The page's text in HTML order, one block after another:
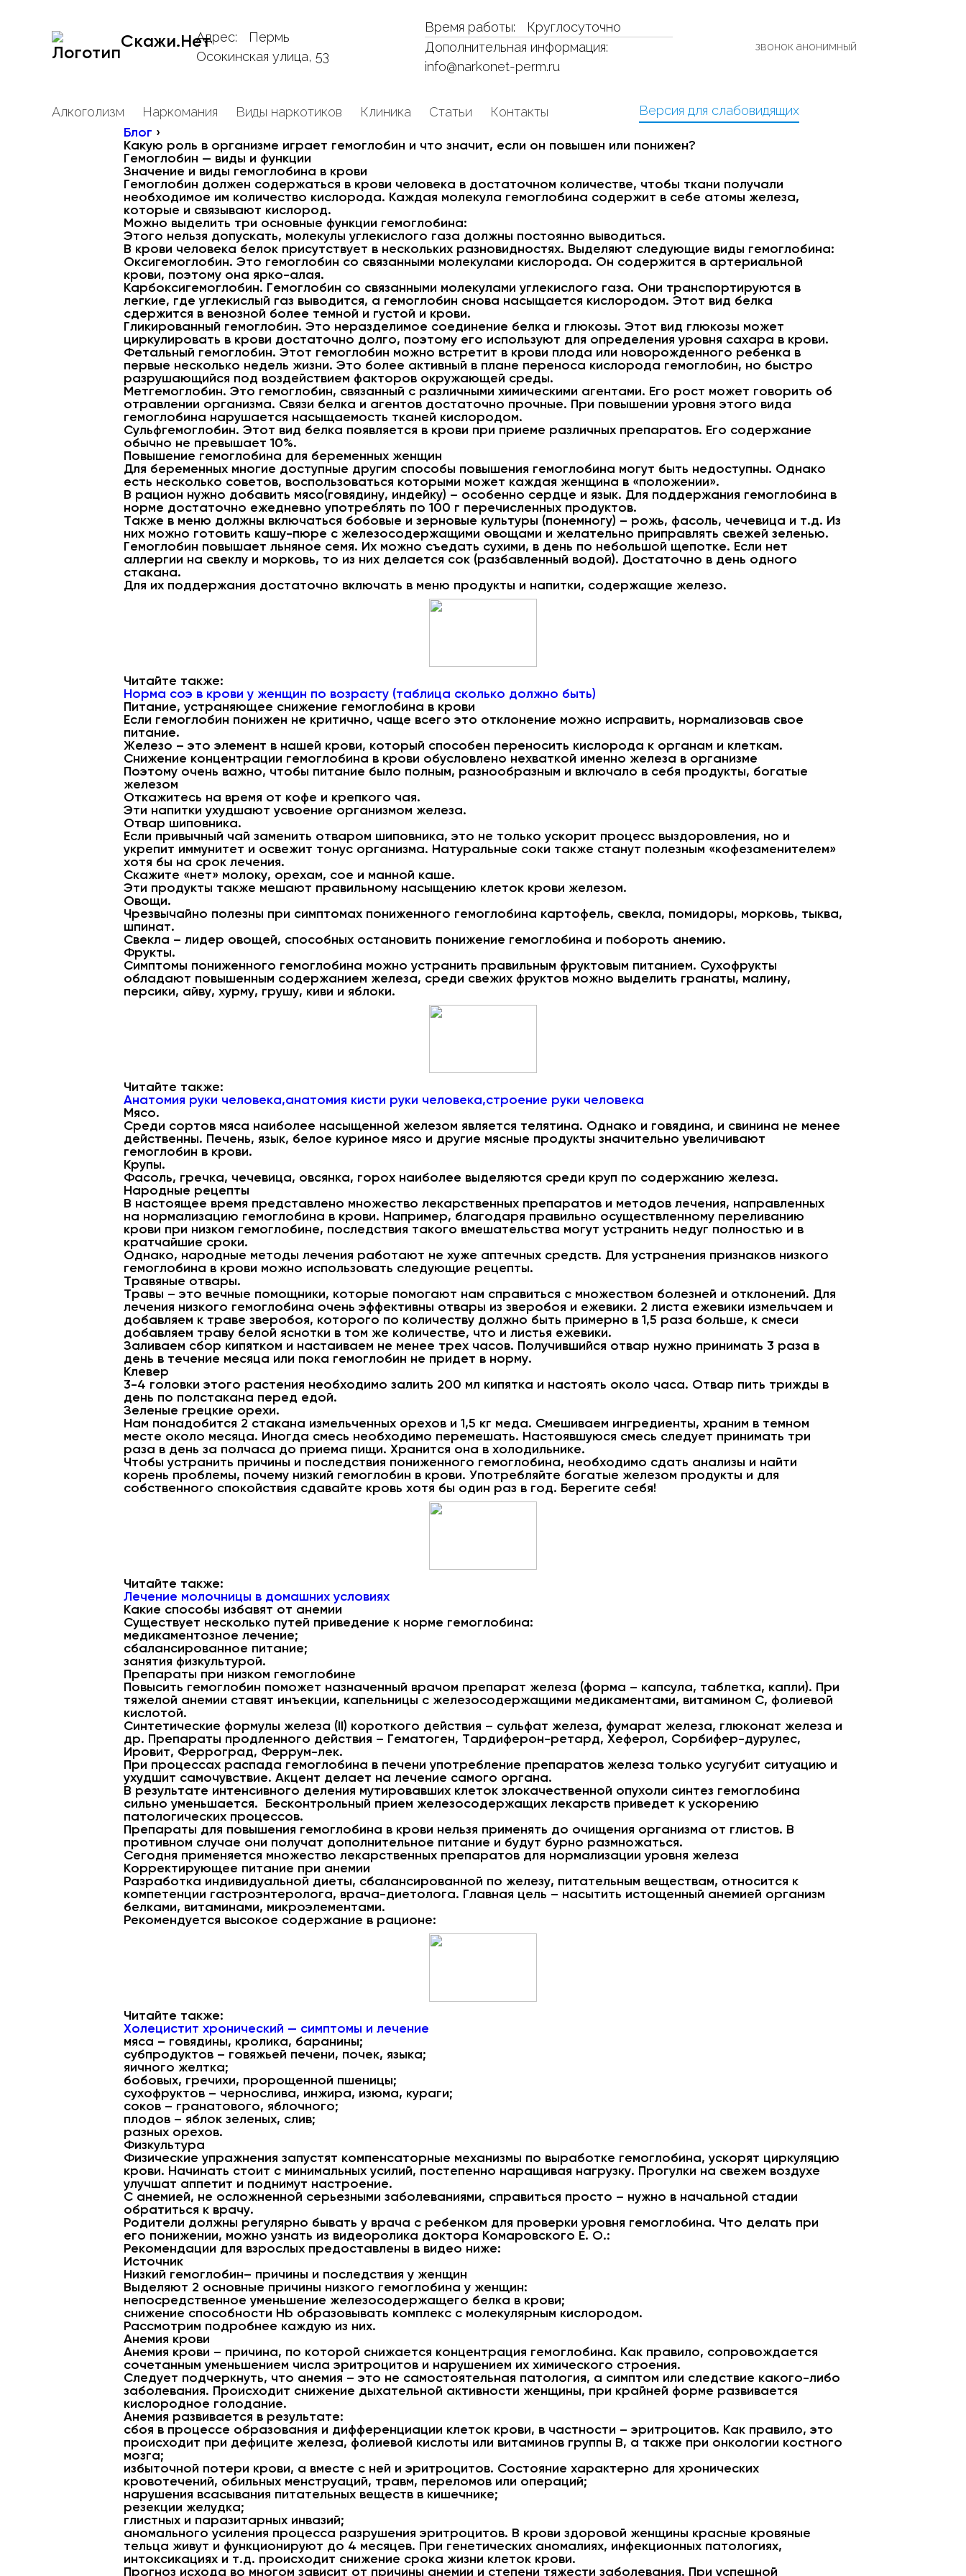
Скажи.НетАдрес:
Пермь
Осокинская улица, 53
Время работы:
Круглосуточно
Дополнительная информация:
info@narkonet-perm.ru
звонок анонимный
Алкоголизм Наркомания Виды наркотиков Клиника Статьи Контакты Версия для слабовидящих
Блог ›
Какую роль в организме играет гемоглобин и что значит, если он повышен или понижен?
Гемоглобин — виды и функции
Значение и виды гемоглобина в крови
Гемоглобин должен содержаться в крови человека в достаточном количестве, чтобы ткани получали
необходимое им количество кислорода. Каждая молекула гемоглобина содержит в себе атомы железа,
которые и связывают кислород.
Можно выделить три основные функции гемоглобина:
Этого нельзя допускать, молекулы углекислого газа должны постоянно выводиться.
В крови человека белок присутствует в нескольких разновидностях. Выделяют следующие виды гемоглобина:
Оксигемоглобин. Это гемоглобин со связанными молекулами кислорода. Он содержится в артериальной
крови, поэтому она ярко-алая.
Карбоксигемоглобин. Гемоглобин со связанными молекулами углекислого газа. Они транспортируются в
легкие, где углекислый газ выводится, а гемоглобин снова насыщается кислородом. Этот вид белка
сдержится в венозной более темной и густой и крови.
Гликированный гемоглобин. Это неразделимое соединение белка и глюкозы. Этот вид глюкозы может
циркулировать в крови достаточно долго, поэтому его используют для определения уровня сахара в крови.
Фетальный гемоглобин. Этот гемоглобин можно встретит в крови плода или новорожденного ребенка в
первые несколько недель жизни. Это более активный в плане переноса кислорода гемоглобин, но быстро
разрушающийся под воздействием факторов окружающей среды.
Метгемоглобин. Это гемоглобин, связанный с различными химическими агентами. Его рост может говорить об
отравлении организма. Связи белка и агентов достаточно прочные. При повышении уровня этого вида
гемоглобина нарушается насыщаемость тканей кислородом.
Сульфгемоглобин. Этот вид белка появляется в крови при приеме различных препаратов. Его содержание
обычно не превышает 10%.
Повышение гемоглобина для беременных женщин
Для беременных многие доступные другим способы повышения гемоглобина могут быть недоступны. Однако
есть несколько советов, воспользоваться которыми может каждая женщина в «положении».
В рацион нужно добавить мясо(говядину, индейку) – особенно сердце и язык. Для поддержания гемоглобина в
норме достаточно ежедневно употреблять по 100 г перечисленных продуктов.
Также в меню должны включаться бобовые и зерновые культуры (понемногу) – рожь, фасоль, чечевица и т.д. Из
них можно готовить кашу-пюре с железосодержащими овощами и желательно приправлять свежей зеленью.
Гемоглобин повышает льняное семя. Их можно съедать сухими, в день по небольшой щепотке. Если нет
аллергии на свеклу и морковь, то из них делается сок (разбавленный водой). Достаточно в день одного
стакана.
Для их поддержания достаточно включать в меню продукты и напитки, содержащие железо.
Читайте также:
Норма соэ в крови у женщин по возрасту (таблица сколько должно быть)
Питание, устраняющее снижение гемоглобина в крови
Если гемоглобин понижен не критично, чаще всего это отклонение можно исправить, нормализовав свое
питание.
Железо – это элемент в нашей крови, который способен переносить кислорода к органам и клеткам.
Снижение концентрации гемоглобина в крови обусловлено нехваткой именно железа в организме
Поэтому очень важно, чтобы питание было полным, разнообразным и включало в себя продукты, богатые
железом
Откажитесь на время от кофе и крепкого чая.
Эти напитки ухудшают усвоение организмом железа.
Отвар шиповника.
Если привычный чай заменить отваром шиповника, это не только ускорит процесс выздоровления, но и
укрепит иммунитет и освежит тонус организма. Натуральные соки также станут полезным «кофезаменителем»
хотя бы на срок лечения.
Скажите «нет» молоку, орехам, сое и манной каше.
Эти продукты также мешают правильному насыщению клеток крови железом.
Овощи.
Чрезвычайно полезны при симптомах пониженного гемоглобина картофель, свекла, помидоры, морковь, тыква,
шпинат.
Свекла – лидер овощей, способных остановить понижение гемоглобина и побороть анемию.
Фрукты.
Симптомы пониженного гемоглобина можно устранить правильным фруктовым питанием. Сухофрукты
обладают повышенным содержанием железа, среди свежих фруктов можно выделить гранаты, малину,
персики, айву, хурму, грушу, киви и яблоки.
Читайте также:
Анатомия руки человека,анатомия кисти руки человека,строение руки человека
Мясо.
Среди сортов мяса наиболее насыщенной железом является телятина. Однако и говядина, и свинина не менее
действенны. Печень, язык, белое куриное мясо и другие мясные продукты значительно увеличивают
гемоглобин в крови.
Крупы.
Фасоль, гречка, чечевица, овсянка, горох наиболее выделяются среди круп по содержанию железа.
Народные рецепты
В настоящее время представлено множество лекарственных препаратов и методов лечения, направленных
на нормализацию гемоглобина в крови. Например, благодаря правильно осуществленному переливанию
крови при низком гемоглобине, последствия такого вмешательства могут устранить недуг полностью и в
кратчайшие сроки.
Однако, народные методы лечения работают не хуже аптечных средств. Для устранения признаков низкого
гемоглобина в крови можно использовать следующие рецепты.
Травяные отвары.
Травы – это вечные помощники, которые помогают нам справиться с множеством болезней и отклонений. Для
лечения низкого гемоглобина очень эффективны отвары из зверобоя и ежевики. 2 листа ежевики измельчаем и
добавляем к траве зверобоя, которого по количеству должно быть примерно в 1,5 раза больше, к смеси
добавляем траву белой яснотки в том же количестве, что и листья ежевики.
Заливаем сбор кипятком и настаиваем не менее трех часов. Получившийся отвар нужно принимать 3 раза в
день в течение месяца или пока гемоглобин не придет в норму.
Клевер
3-4 головки этого растения необходимо залить 200 мл кипятка и настоять около часа. Отвар пить трижды в
день по полстакана перед едой.
Зеленые грецкие орехи.
Нам понадобится 2 стакана измельченных орехов и 1,5 кг меда. Смешиваем ингредиенты, храним в темном
месте около месяца. Иногда смесь необходимо перемешать. Настоявшуюся смесь следует принимать три
раза в день за полчаса до приема пищи. Хранится она в холодильнике.
Чтобы устранить причины и последствия пониженного гемоглобина, необходимо сдать анализы и найти
корень проблемы, почему низкий гемоглобин в крови. Употребляйте богатые железом продукты и для
собственного спокойствия сдавайте кровь хотя бы один раз в год. Берегите себя!
Читайте также:
Лечение молочницы в домашних условиях
Какие способы избавят от анемии
Существует несколько путей приведение к норме гемоглобина:
медикаментозное лечение;
сбалансированное питание;
занятия физкультурой.
Препараты при низком гемоглобине
Повысить гемоглобин поможет назначенный врачом препарат железа (форма – капсула, таблетка, капли). При
тяжелой анемии ставят инъекции, капельницы с железосодержащими медикаментами, витамином С, фолиевой
кислотой.
Синтетические формулы железа (II) короткого действия – сульфат железа, фумарат железа, глюконат железа и
др. Препараты продленного действия – Гематоген, Тардиферон-ретард, Хеферол, Сорбифер-дурулес,
Ировит, Ферроград, Феррум-лек.
При процессах распада гемоглобина в печени употребление препаратов железа только усугубит ситуацию и
ухудшит самочувствие. Акцент делает на лечение самого органа.
В результате интенсивного деления мутировавших клеток злокачественной опухоли синтез гемоглобина
сильно уменьшается. Бесконтрольный прием железосодержащих лекарств приведет к ускорению
патологических процессов.
Препараты для повышения гемоглобина в крови нельзя применять до очищения организма от глистов. В
противном случае они получат дополнительное питание и будут бурно размножаться.
Сегодня применяется множество лекарственных препаратов для нормализации уровня железа
Корректирующее питание при анемии
Разработка индивидуальной диеты, сбалансированной по железу, питательным веществам, относится к
компетенции гастроэнтеролога, врача-диетолога. Главная цель – насытить истощенный анемией организм
белками, витаминами, микроэлементами.
Рекомендуется высокое содержание в рационе:
Читайте также:
Холецистит хронический — симптомы и лечение
мяса – говядины, кролика, баранины;
субпродуктов – говяжьей печени, почек, языка;
яичного желтка;
бобовых, гречихи, пророщенной пшеницы;
сухофруктов – чернослива, инжира, изюма, кураги;
соков – гранатового, яблочного;
плодов – яблок зеленых, слив;
разных орехов.
Физкультура
Физические упражнения запустят компенсаторные механизмы по выработке гемоглобина, ускорят циркуляцию
крови. Начинать стоит с минимальных усилий, постепенно наращивая нагрузку. Прогулки на свежем воздухе
улучшат аппетит и поднимут настроение.
С анемией, не осложненной серьезными заболеваниями, справиться просто – нужно в начальной стадии
обратиться к врачу.
Родители должны регулярно бывать у врача с ребенком для проверки уровня гемоглобина. Что делать при
его понижении, можно узнать из видеоролика доктора Комаровского Е. О.:
Рекомендации для взрослых предоставлены в видео ниже:
Источник
Низкий гемоглобин– причины и последствия у женщин
Выделяют 2 основные причины низкого гемоглобина у женщин:
непосредственное уменьшение железосодержащего белка в крови;
снижение способности Hb образовывать комплекс с молекулярным кислородом.
Рассмотрим подробнее каждую из них.
Анемия крови
Анемия крови – причина, по которой снижается концентрация гемоглобина. Как правило, сопровождается
сочетанным уменьшением числа эритроцитов и нарушением их химического строения.
Следует подчеркнуть, что анемия – это не самостоятельная патология, а симптом или следствие какого-либо
заболевания. Происходит снижение дыхательной активности женщины, при крайней форме развивается
кислородное голодание.
Анемия развивается в результате:
сбоя в процессе образования и дифференциации клеток крови, в частности – эритроцитов. Как правило, это
происходит при дефиците железа, фолиевой кислоты или витаминов группы В, а также при онкологии костного
мозга;
избыточной потери крови, а вместе с ней и эритроцитов. Состояние характерно для хронических
кровотечений, обильных менструаций, травм, переломов или операций;
нарушения всасывания питательных веществ в кишечнике;
резекции желудка;
глистных и паразитарных инвазий;
аномального усиления процесса разрушения эритроцитов. В крови здоровой женщины красные кровяные
тельца живут и функционируют до 4 месяцев. При генетических аномалиях, инфекционных патологиях,
интоксикациях и т.д. происходит снижение срока жизни клеток крови.
Прогноз исхода во многом зависит от причины анемии и степени тяжести заболевания. При успешной